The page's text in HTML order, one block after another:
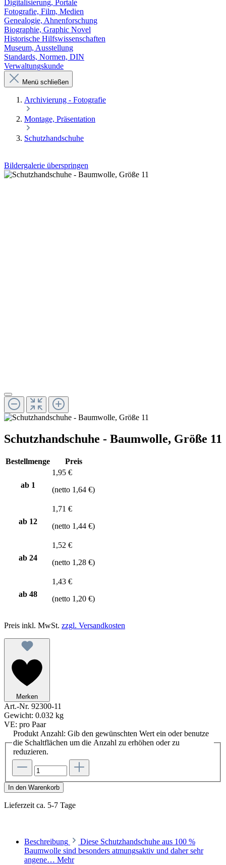
Digitalisierung, Portale
Fotografie, Film, Medien
Genealogie, Ahnenforschung
Biographie, Graphic Novel
Historische Hilfswissenschaften
Museum, Ausstellung
Standards, Normen, DIN
Verwaltungskunde
Menü schließen
Archivierung - Fotografie
Montage, Präsentation
Schutzhandschuhe
Bildergalerie überspringen
Schutzhandschuhe - Baumwolle, Größe 11
Bestellmenge Preis
ab 1
1,95 €
(netto 1,64 €)
ab 12
1,71 €
(netto 1,44 €)
ab 24
1,52 €
(netto 1,28 €)
ab 48
1,43 €
(netto 1,20 €)
Preis inkl. MwSt. zzgl. Versandkosten
Merken
Art.-Nr. 92300-11
Gewicht: 0.032 kg
VE: pro Paar
Produkt Anzahl: Gib den gewünschten Wert ein oder benutze
die Schaltflächen um die Anzahl zu erhöhen oder zu
reduzieren.
In den Warenkorb
Lieferzeit ca. 5-7 Tage
Beschreibung
Diese Schutzhandschuhe aus 100 %
Baumwolle sind besonders atmungsaktiv und daher sehr
angene… Mehr